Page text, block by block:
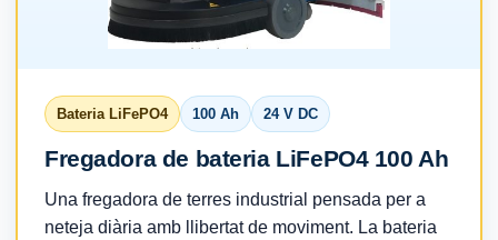
Bateria LiFePO4 100 Ah 24 V DC
Fregadora de bateria LiFePO4 100 Ah
Una fregadora de terres industrial pensada per a
neteja diària amb llibertat de moviment. La bateria